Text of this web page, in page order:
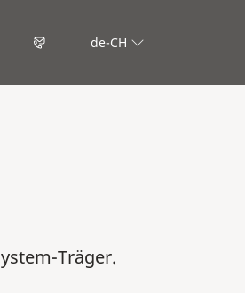
de-CH
Träger.